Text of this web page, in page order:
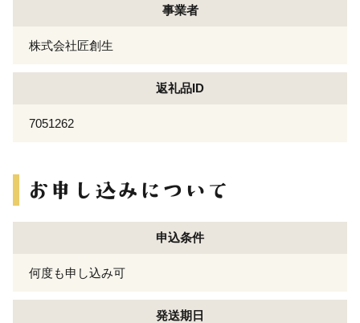
事業者
株式会社匠創生
返礼品ID
7051262
申込条件
何度も申し込み可
発送期日